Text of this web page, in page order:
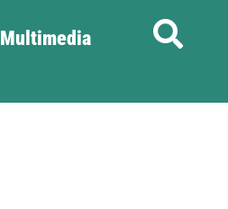
Multimedia